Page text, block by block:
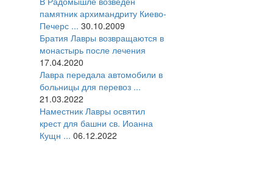
памятник архимандриту Киево-
Печерс ... 30.10.2009
Братия Лавры возвращаются в
монастырь после лечения
17.04.2020
Лавра передала автомобили в
больницы для перевоз ...
21.03.2022
Наместник Лавры освятил
крест для башни св. Иоанна
Кущн ... 06.12.2022